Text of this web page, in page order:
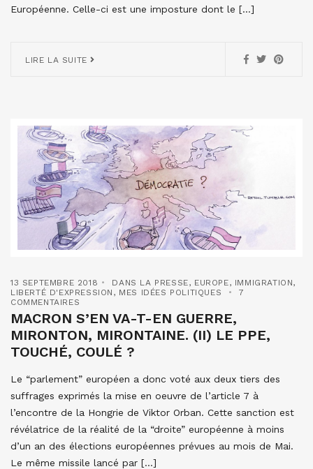
Européenne. Celle-ci est une imposture dont le […]
LIRE LA SUITE
13 SEPTEMBRE 2018 DANS LA PRESSE, EUROPE, IMMIGRATION,
LIBERTÉ D'EXPRESSION , MES IDÉES POLITIQUES
7
COMMENTAIRES
MACRON S’EN VA-T-EN GUERRE,
MIRONTON, MIRONTAINE. (II) LE PPE,
TOUCHÉ, COULÉ ?
Le “parlement” européen a donc voté aux deux tiers des
suffrages exprimés la mise en oeuvre de l’article 7 à
l’encontre de la Hongrie de Viktor Orban. Cette sanction est
révélatrice de la réalité de la “droite” européenne à moins
d’un an des élections européennes prévues au mois de Mai.
Le même missile lancé par […]